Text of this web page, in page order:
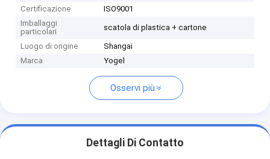
Certificazione
ISO9001
Imballaggi
particolari
scatola di plastica + cartone
Luogo di origine
Shangai
Marca
Yogel
Osservi più
Dettagli Di Contatto